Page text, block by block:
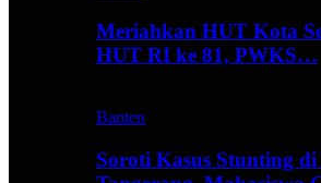
Meriahkan HUT Kota
HUT RI ke 81, PWKS…
Banten
Soroti Kasus Stunting